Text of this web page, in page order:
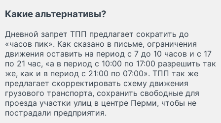
Какие альтернативы?
Дневной запрет ТПП предлагает сократить до
«часов пик». Как сказано в письме, ограничения
движения оставить на период с 7 до 10 часов и с 17
по 21 час, «а в период с 10:00 по 17:00 разрешить так
же, как и в период с 21:00 по 07:00». ТПП так же
предлагает скорректировать схему движения
грузового транспорта, сохранить свободные для
проезда участки улиц в центре Перми, чтобы не
пострадали предприятия.